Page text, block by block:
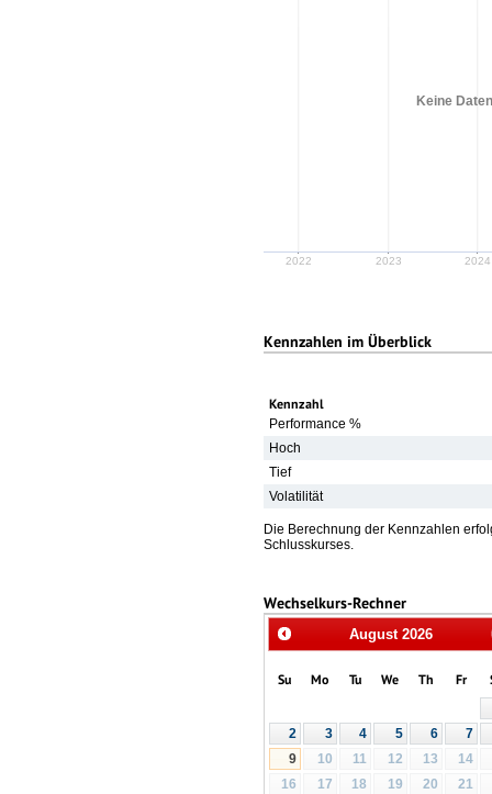
2022 2023 2024
Keine
Kennzahlen im Überblick
Kennzahl
Performance %
Hoch
Tief
Volatilität
Die Berechnung der Kennzahlen
Schlusskurses.
Wechselkurs-Rechner
August 2026
Su Mo Tu We Th Fr
2 3 4 5 6
7
9
10 11 12 13
14
16
17 18 19 20
21